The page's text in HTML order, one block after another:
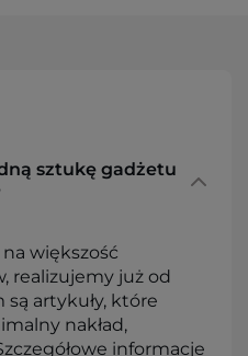
sztukę gadżetu
większość
realizujemy już od
artykuły, które
nakład,
informacje